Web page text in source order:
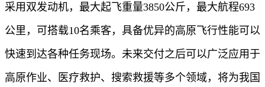
采用双发动机，最大起飞重量3850公斤，最大航程693
公里，可搭载10名乘客，具备优异的高原飞行性能可以
快速到达各种任务现场。未来交付之后可以广泛应用于
高原作业、医疗救护、搜索救援等多个领域，将为我国